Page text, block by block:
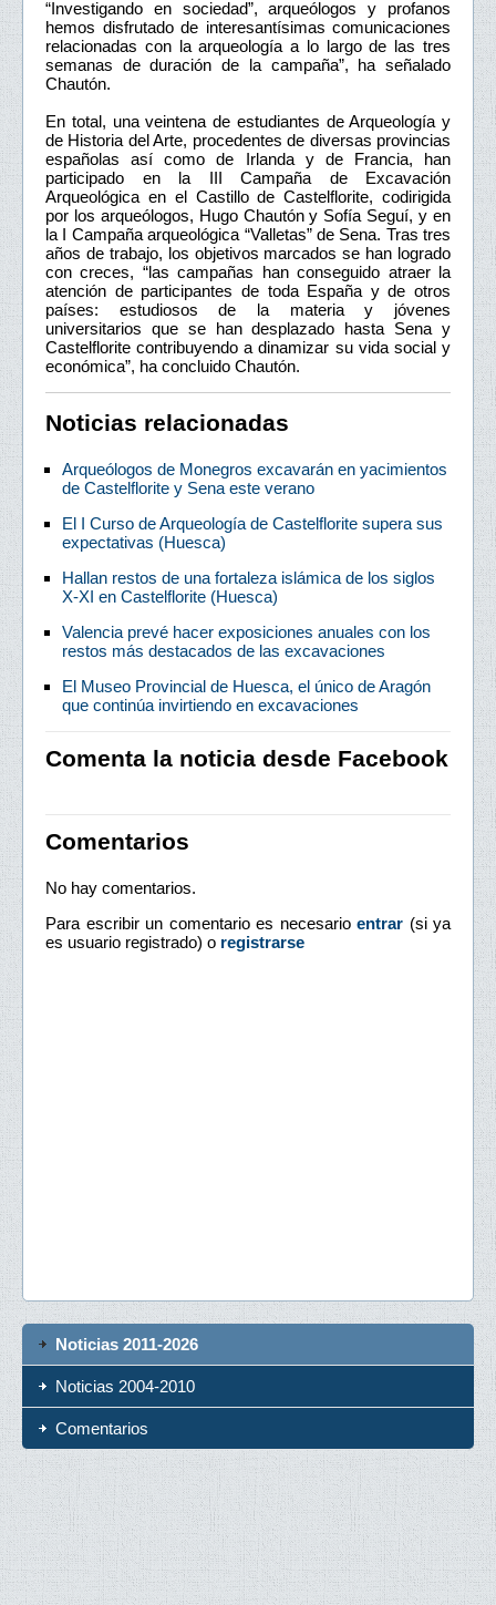
“Investigando en sociedad”, arqueólogos y profanos
hemos disfrutado de interesantísimas comunicaciones
relacionadas con la arqueología a lo largo de las tres
semanas de duración de la campaña”, ha señalado
Chautón.
En total, una veintena de estudiantes de Arqueología y
de Historia del Arte, procedentes de diversas provincias
españolas así como de Irlanda y de Francia, han
participado en la III Campaña de Excavación
Arqueológica en el Castillo de Castelflorite, codirigida
por los arqueólogos, Hugo Chautón y Sofía Seguí, y en
la I Campaña arqueológica “Valletas” de Sena. Tras tres
años de trabajo, los objetivos marcados se han logrado
con creces, “las campañas han conseguido atraer la
atención de participantes de toda España y de otros
países: estudiosos de la materia y jóvenes
universitarios que se han desplazado hasta Sena y
Castelflorite contribuyendo a dinamizar su vida social y
económica”, ha concluido Chautón.
Noticias relacionadas
Arqueólogos de Monegros excavarán en yacimientos
de Castelflorite y Sena este verano
El I Curso de Arqueología de Castelflorite supera sus
expectativas (Huesca)
Hallan restos de una fortaleza islámica de los siglos
X-XI en Castelflorite (Huesca)
Valencia prevé hacer exposiciones anuales con los
restos más destacados de las excavaciones
El Museo Provincial de Huesca, el único de Aragón
que continúa invirtiendo en excavaciones
Comenta la noticia desde Facebook
Comentarios
No hay comentarios.
Para escribir un comentario es necesario entrar (si ya
es usuario registrado) o registrarse
Noticias 2011-2026
Noticias 2004-2010
Comentarios